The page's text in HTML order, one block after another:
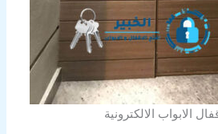
الابواب الالكترونية